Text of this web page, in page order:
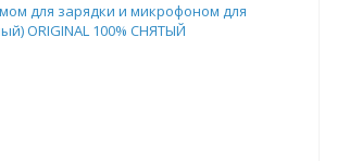
для зарядки и микрофоном для
ORIGINAL 100% СНЯТЫЙ